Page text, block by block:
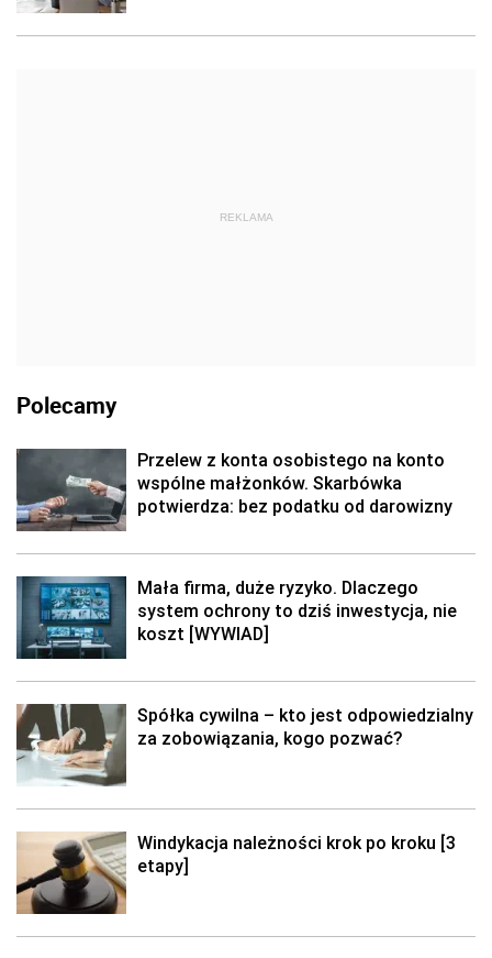
REKLAMA
Polecamy
Przelew z konta osobistego na konto
wspólne małżonków. Skarbówka
potwierdza: bez podatku od darowizny
Mała firma, duże ryzyko. Dlaczego
system ochrony to dziś inwestycja, nie
koszt [WYWIAD]
Spółka cywilna – kto jest odpowiedzialny
za zobowiązania, kogo pozwać?
Windykacja należności krok po kroku [3
etapy]